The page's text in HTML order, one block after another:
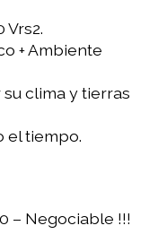
Vrs2.
+ Ambiente
clima y tierras
el tiempo.
– Negociable !!!